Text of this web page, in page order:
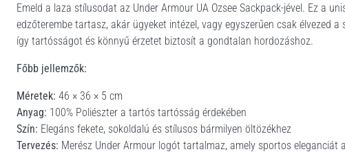
Emeld a laza stílusodat az Under Armour UA Ozsee Sackpack-jével. Ez a
edzőterembe tartasz, akár ügyeket intézel, vagy egyszerűen csak élvezed
így tartósságot és könnyű érzetet biztosít a gondtalan hordozáshoz.
Főbb jellemzők:
Méretek: 46 × 36 × 5 cm
Anyag: 100% Poliészter a tartós tartósság érdekében
Szín: Elegáns fekete, sokoldalú és stílusos bármilyen öltözékhez
Tervezés: Merész Under Armour logót tartalmaz, amely sportos eleganciát